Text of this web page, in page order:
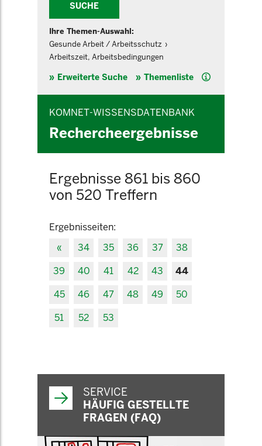
SUCHE
Ihre Themen-Auswahl:
Gesunde Arbeit / Arbeitsschutz
Arbeitszeit, Arbeitsbedingungen
Erweiterte Suche Themenliste Hilfe
KOMNET-WISSENSDATENBANK
Rechercheergebnisse
Ergebnisse 861 bis 860
von 520 Treffern
Ergebnisseiten:
«
34 35 36 37
38
39
40 41 42 43
44
45
46 47 48 49
50
51
52 53
SERVICE
HÄUFIG GESTELLTE
FRAGEN (FAQ)